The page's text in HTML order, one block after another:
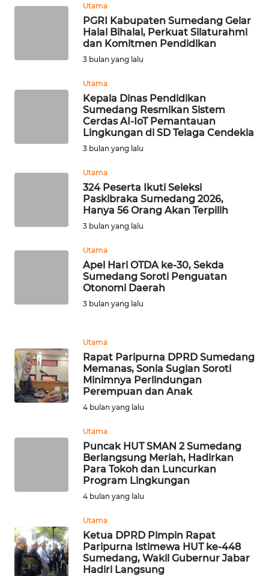
Utama
PGRI Kabupaten Sumedang Gelar
Halal Bihalal, Perkuat Silaturahmi
dan Komitmen Pendidikan
3 bulan yang lalu
Utama
Kepala Dinas Pendidikan
Sumedang Resmikan Sistem
Cerdas AI-IoT Pemantauan
Lingkungan di SD Telaga Cendekia
3 bulan yang lalu
Utama
324 Peserta Ikuti Seleksi
Paskibraka Sumedang 2026,
Hanya 56 Orang Akan Terpilih
3 bulan yang lalu
Utama
Apel Hari OTDA ke-30, Sekda
Sumedang Soroti Penguatan
Otonomi Daerah
3 bulan yang lalu
Utama
Rapat Paripurna DPRD Sumedang
Memanas, Sonia Sugian Soroti
Minimnya Perlindungan
Perempuan dan Anak
4 bulan yang lalu
Utama
Puncak HUT SMAN 2 Sumedang
Berlangsung Meriah, Hadirkan
Para Tokoh dan Luncurkan
Program Lingkungan
4 bulan yang lalu
Utama
Ketua DPRD Pimpin Rapat
Paripurna Istimewa HUT ke-448
Sumedang, Wakil Gubernur Jabar
Hadiri Langsung
TAPANULI
WN
BINJAI
WN
CIREBON
WN
KUNINGAN
WN
MAJALENGKA
WN